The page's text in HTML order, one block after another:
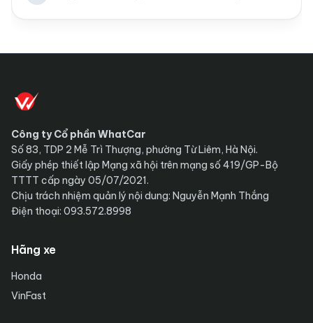
Công ty Cổ phần WhatCar
Số 83, TDP 2 Mễ Trì Thượng, phường Từ Liêm, Hà Nội.
Giấy phép thiết lập Mạng xã hội trên mạng số 419/GP-Bộ
TTTT cấp ngày 05/07/2021.
Chịu trách nhiệm quản lý nội dung: Nguyễn Mạnh Thắng
Điện thoại: 093.572.8998
Hãng xe
Honda
VinFast